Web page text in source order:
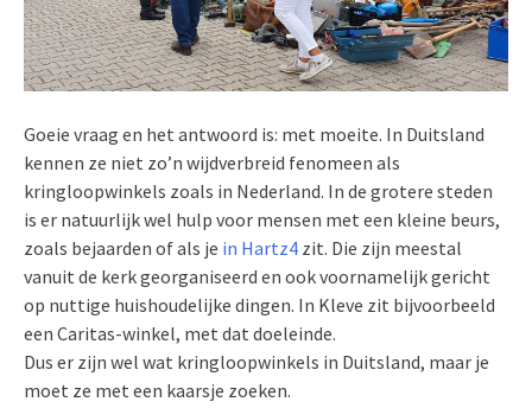
Goeie vraag en het antwoord is: met moeite. In Duitsland
kennen ze niet zo’n wijdverbreid fenomeen als
kringloopwinkels zoals in Nederland. In de grotere steden
is er natuurlijk wel hulp voor mensen met een kleine beurs,
zoals bejaarden of als je in Hartz4 zit. Die zijn meestal
vanuit de kerk georganiseerd en ook voornamelijk gericht
op nuttige huishoudelijke dingen. In Kleve zit bijvoorbeeld
een Caritas-winkel, met dat doeleinde.
Dus er zijn wel wat kringloopwinkels in Duitsland, maar je
moet ze met een kaarsje zoeken.